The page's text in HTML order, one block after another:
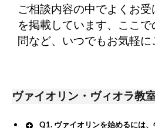
ご相談内容の中でよくお
を掲載しています、ここ
問など、いつでもお気軽に
ヴァイオリン・ヴィオラ教
Q1. ヴァイオリンを始めるには